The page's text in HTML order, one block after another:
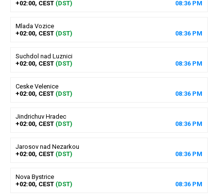
+02:00, CEST (DST) 08:36 PM
Mlada Vozice
+02:00, CEST (DST) 08:36 PM
Suchdol nad Luznici
+02:00, CEST (DST) 08:36 PM
Ceske Velenice
+02:00, CEST (DST) 08:36 PM
Jindrichuv Hradec
+02:00, CEST (DST) 08:36 PM
Jarosov nad Nezarkou
+02:00, CEST (DST) 08:36 PM
Nova Bystrice
+02:00, CEST (DST) 08:36 PM